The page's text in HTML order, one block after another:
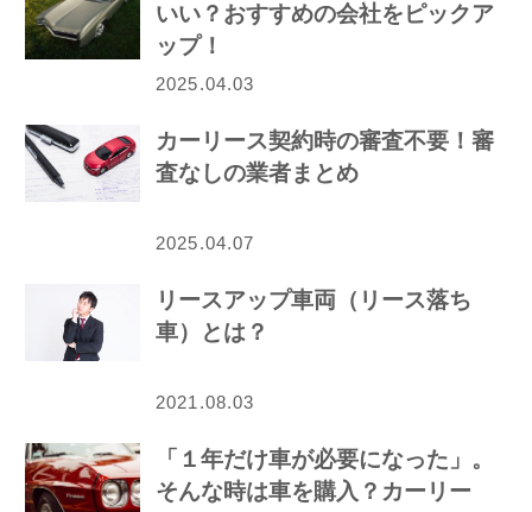
いい？おすすめの会社をピックア
ップ！
2025.04.03
カーリース契約時の審査不要！審
査なしの業者まとめ
2025.04.07
リースアップ車両（リース落ち
車）とは？
2021.08.03
「１年だけ車が必要になった」。
そんな時は車を購入？カーリー